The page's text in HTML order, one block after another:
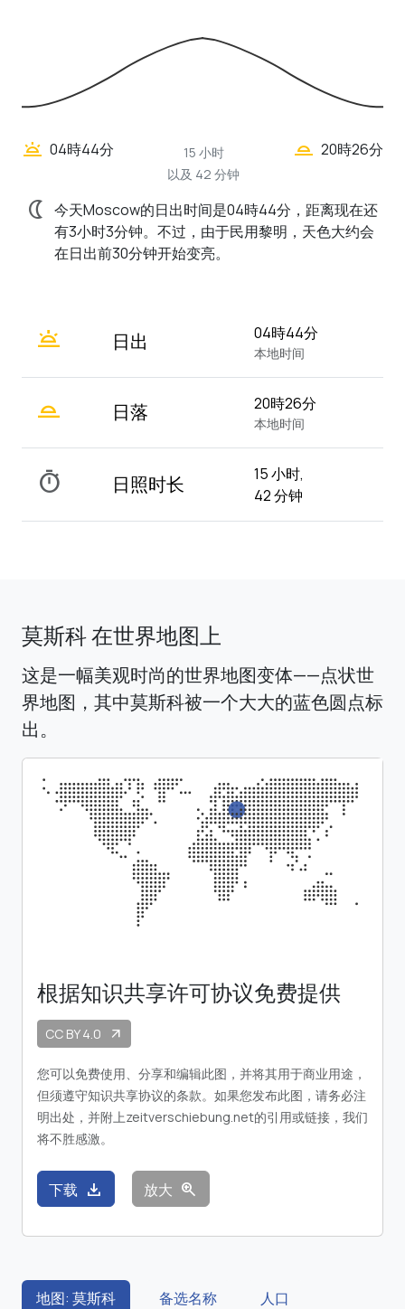
wb_twilight 04時44分
15 小时
以及 42 分钟
wb_twilight_2 20時26分
nightlight 今天Moscow的日出时间是04時44分，距离现在还
有3小时3分钟。不过，由于民用黎明，天色大约会
在日出前30分钟开始变亮。
wb_twilight 日出 04時44分
本地时间
wb_twilight_2 日落 20時26分
本地时间
timer 日照时长
15 小时,
42 分钟
莫斯科 在世界地图上
这是一幅美观时尚的世界地图变体——点状世
界地图，其中莫斯科被一个大大的蓝色圆点标
出。
根据知识共享许可协议免费提供
CC BY 4.0 arrow_outward
您可以免费使用、分享和编辑此图，并将其用于商业用途，
但须遵守知识共享协议的条款。如果您发布此图，请务必注
明出处，并附上zeitverschiebung.net的引用或链接，我们
将不胜感激。
下载 download 放大 zoom_in
地图: 莫斯科 备选名称 人口